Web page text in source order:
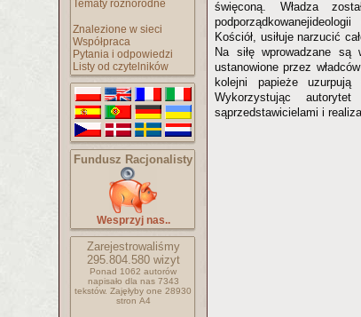
Tematy różnorodne
Znalezione w sieci
Współpraca
Pytania i odpowiedzi
Listy od czytelników
Fundusz Racjonalisty
Wesprzyj nas..
Zarejestrowaliśmy
295.804.580wizyt
Ponad 1062 autorów
napisało dla nas 7343
tekstów. Zajęłyby one 28930
stron A4
święconą. Władza
Kościół, usiłuje narzucić
Na siłę wprowadzane
ustanowione przez
kolejni papieże
Wykorzystując
sąprzedstawicielami i